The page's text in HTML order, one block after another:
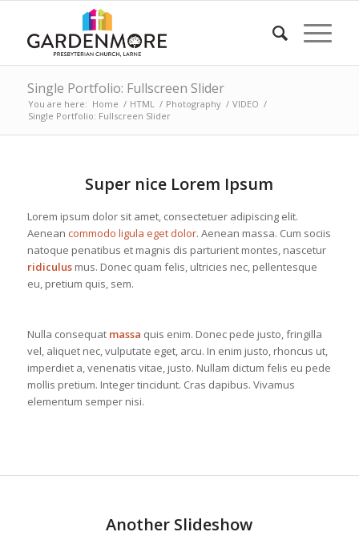
Single Portfolio: Fullscreen Slider
You are here: Home / HTML / Photography / VIDEO /
Single Portfolio: Fullscreen Slider
Super nice Lorem Ipsum
Lorem ipsum dolor sit amet, consectetuer adipiscing elit.
Aenean commodo ligula eget dolor. Aenean massa. Cum sociis
natoque penatibus et magnis dis parturient montes, nascetur
ridiculusmus. Donec quam felis, ultricies nec, pellentesque
eu, pretium quis, sem.
Nulla consequat massa quis enim. Donec pede justo, fringilla
vel, aliquet nec, vulputate eget, arcu. In enim justo, rhoncus ut,
imperdiet a, venenatis vitae, justo. Nullam dictum felis eu pede
mollis pretium. Integer tincidunt. Cras dapibus. Vivamus
elementum semper nisi.
Another Slideshow